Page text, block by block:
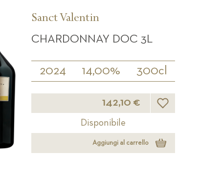
Sanct Valentin
CHARDONNAY DOC 3L
2024 14,00% 300cl
142,10 €
Disponibile
Aggiungi al carrello